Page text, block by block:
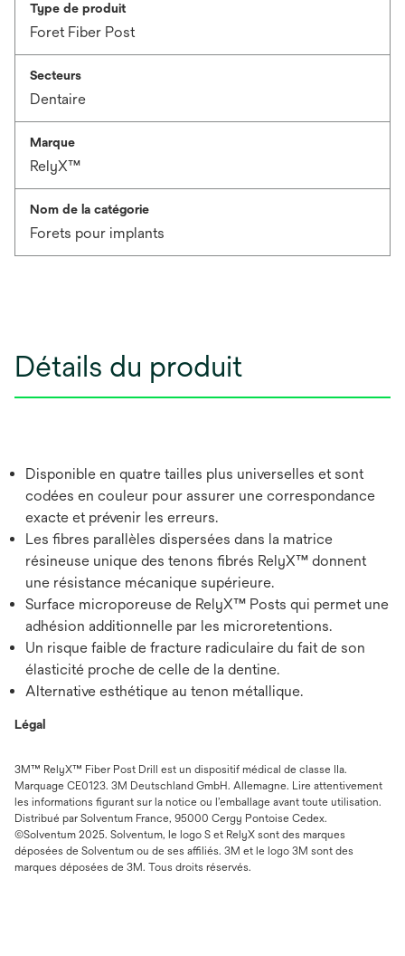
Type de produit
Foret Fiber Post
Secteurs
Dentaire
Marque
RelyX™
Nom de la catégorie
Forets pour implants
Détails du produit
Disponible en quatre tailles plus universelles et sont
codées en couleur pour assurer une correspondance
exacte et prévenir les erreurs.
Les fibres parallèles dispersées dans la matrice
résineuse unique des tenons fibrés RelyX™ donnent
une résistance mécanique supérieure.
Surface microporeuse de RelyX™ Posts qui permet une
adhésion additionnelle par les microretentions.
Un risque faible de fracture radiculaire du fait de son
élasticité proche de celle de la dentine.
Alternative esthétique au tenon métallique.
Légal
3M™ RelyX™ Fiber Post Drill est un dispositif médical de classe IIa.
Marquage CE0123. 3M Deutschland GmbH. Allemagne. Lire attentivement
les informations figurant sur la notice ou l’emballage avant toute utilisation.
Distribué par Solventum France, 95000 Cergy Pontoise Cedex.
©Solventum 2025. Solventum, le logo S et RelyX sont des marques
déposées de Solventum ou de ses affiliés. 3M et le logo 3M sont des
marques déposées de 3M. Tous droits réservés.